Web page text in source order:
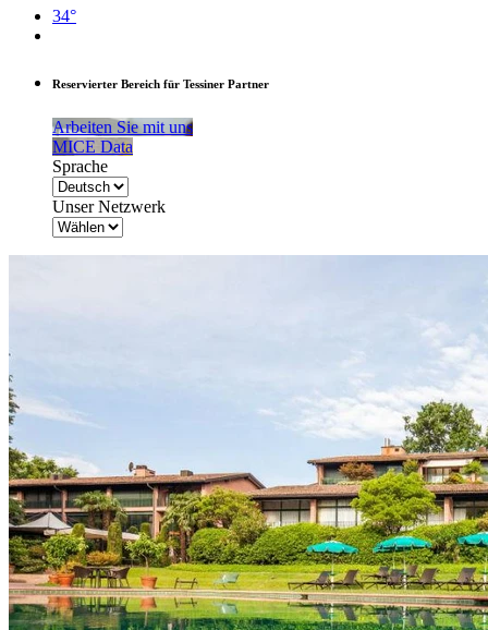
34°
Reservierter Bereich für Tessiner Partner
Arbeiten Sie mit uns
MICE Data
Sprache
Unser Netzwerk